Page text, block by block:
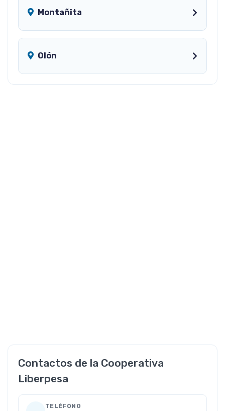
Montañita
Olón
Contactos de la Cooperativa
Liberpesa
TELÉFONO